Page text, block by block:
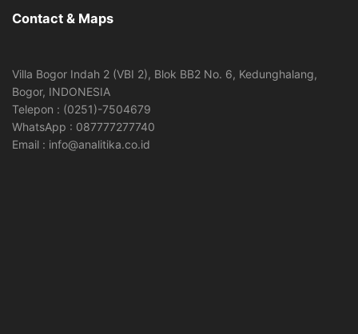
Contact & Maps
Villa Bogor Indah 2 (VBI 2), Blok BB2 No. 6, Kedunghalang,
Bogor, INDONESIA
Telepon : (0251)-7504679
WhatsApp : 087777277740
Email : info@analitika.co.id